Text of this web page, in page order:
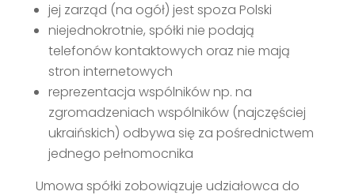
jej zarząd (na ogół) jest spoza Polski
niejednokrotnie, spółki nie podają
telefonów kontaktowych oraz nie mają
stron internetowych
reprezentacja wspólników np. na
zgromadzeniach wspólników (najczęściej
ukraińskich) odbywa się za pośrednictwem
jednego pełnomocnika
Umowa spółki zobowiązuje udziałowca do